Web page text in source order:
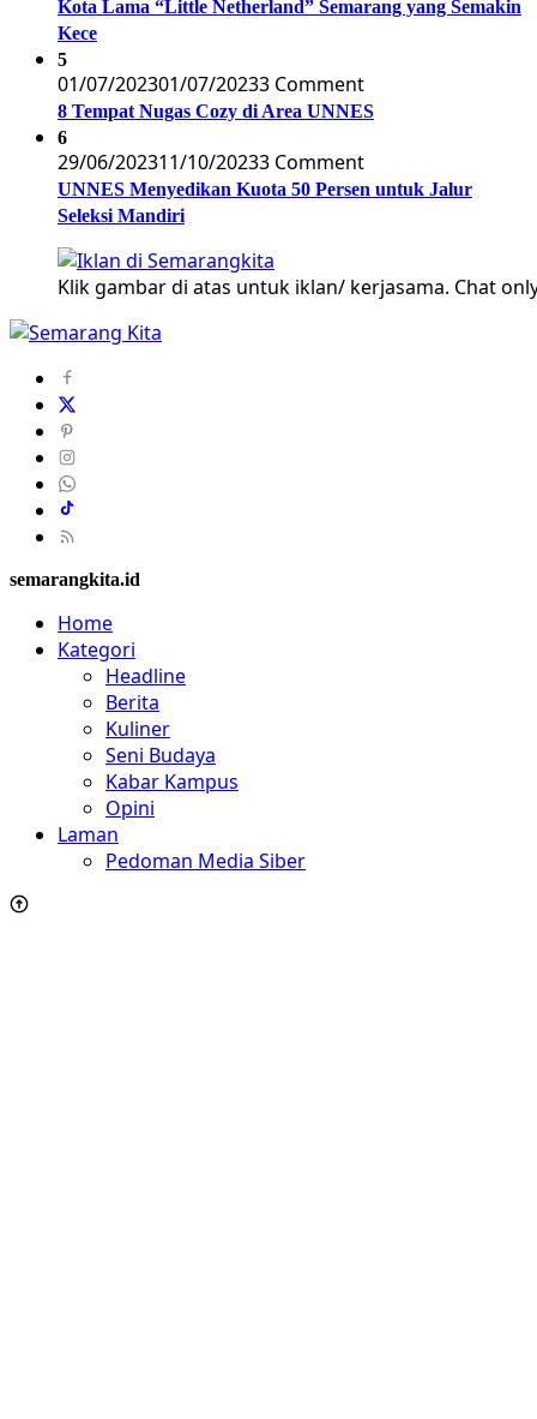
Kota Lama “Little Netherland” Semarang yang Semakin
Kece
5
01/07/202301/07/20233 Comment
8 Tempat Nugas Cozy di Area UNNES
6
29/06/202311/10/20233 Comment
UNNES Menyedikan Kuota 50 Persen untuk Jalur
Seleksi Mandiri
Klik gambar di atas untuk iklan/ kerjasama. Chat
semarangkita.id
Home
Kategori
Headline
Berita
Kuliner
Seni Budaya
Kabar Kampus
Opini
Laman
Pedoman Media Siber